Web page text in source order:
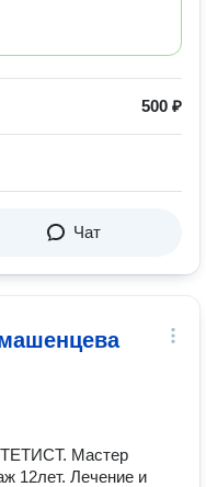
500 ₽
Чат
Мастер
12лет. Лечение и